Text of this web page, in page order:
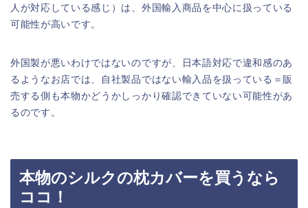
人が対応している感じ）は、外国輸入商品を中心に扱っている
可能性が高いです。
外国製が悪いわけではないのですが、日本語対応で違和感のあ
るようなお店では、自社製品ではない輸入品を扱っている＝販
売する側も本物かどうかしっかり確認できていない可能性があ
るのです。
本物のシルクの枕カバーを買うなら
ココ！